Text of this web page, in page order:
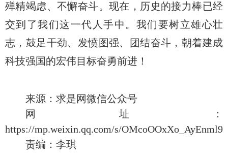
殚精竭虑、不懈奋斗。现在，历史的接力棒已经
交到了我们这一代人手中。我们要树立雄心壮
志，鼓足干劲、发愤图强、团结奋斗，朝着建成
科技强国的宏伟目标奋勇前进！
来源： 求是网微信公众号
网址：
https://mp.weixin.qq.com/s/
责编：李琪